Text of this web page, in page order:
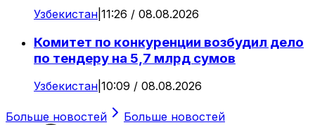
Узбекистан 11:26 / 08.08.2026
Комитет по конкуренции возбудил дело
по тендеру на 5,7 млрд сумов
Узбекистан 10:09 / 08.08.2026
Больше новостей Больше новостей